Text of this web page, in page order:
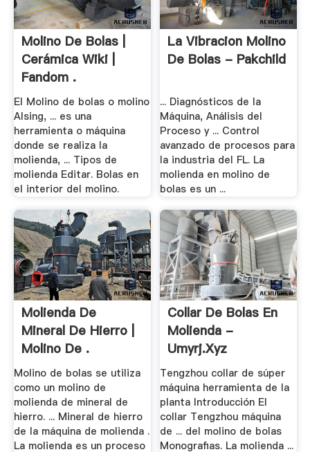
Molino De Bolas |
Cerámica Wiki |
Fandom .
El Molino de bolas o molino
Alsing, ... es una
herramienta o máquina
donde se realiza la
molienda, ... Tipos de
molienda Editar. Bolas en
el interior del molino.
La Vibracion Molino
De Bolas - Pakchild
... Diagnósticos de la
Máquina, Análisis del
Proceso y ... Control
avanzado de procesos para
la industria del FL. La
molienda en molino de
bolas es un ...
Molienda De
Mineral De Hierro |
Molino De .
Molino de bolas se utiliza
como un molino de
molienda de mineral de
hierro. ... Mineral de hierro
de la máquina de molienda .
La molienda es un proceso
Collar De Bolas En
Molienda -
Umyrj.xyz
Tengzhou collar de súper
máquina herramienta de la
planta Introducción El
collar Tengzhou máquina
de ... del molino de bolas
Monografias. La molienda ...